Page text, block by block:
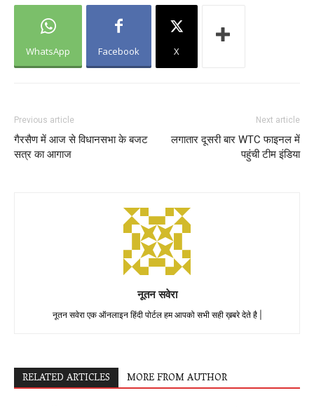
WhatsApp Facebook X
Previous article
गैरसैण में आज से विधानसभा के बजट
सत्र का आगाज
Next article
लगातार दूसरी बार WTC फाइनल में
पहुंची टीम इंडिया
नूतन सवेरा
नूतन सवेरा एक ऑनलाइन हिंदी पोर्टल हम आपको सभी सही ख़बरे देते है |
RELATED ARTICLES MORE FROM AUTHOR